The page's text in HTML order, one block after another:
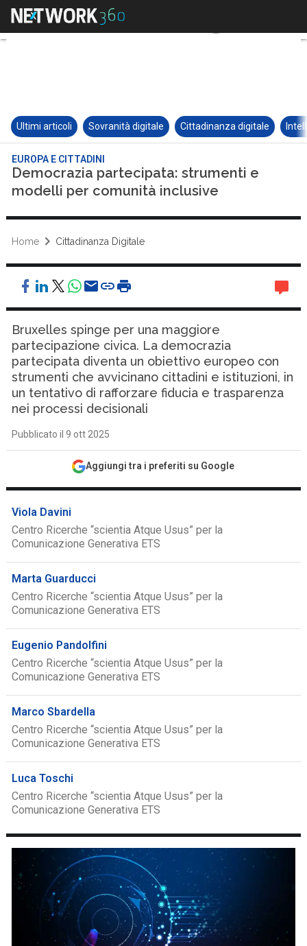
Ultimi articoli Sovranità digitale Cittadinanza digitale
EUROPA E CITTADINI
Democrazia partecipata: strumenti e
modelli per comunità inclusive
Home Cittadinanza Digitale
Bruxelles spinge per una maggiore
partecipazione civica. La democrazia
partecipata diventa un obiettivo europeo con
strumenti che avvicinano cittadini e istituzioni, in
un tentativo di rafforzare fiducia e trasparenza
nei processi decisionali
Pubblicato il 9 ott 2025
Aggiungi tra i preferiti su Google
Viola Davini
Centro Ricerche “scientia Atque Usus” per la
Comunicazione Generativa ETS
Marta Guarducci
Centro Ricerche “scientia Atque Usus” per la
Comunicazione Generativa ETS
Eugenio Pandolfini
Centro Ricerche “scientia Atque Usus” per la
Comunicazione Generativa ETS
Marco Sbardella
Centro Ricerche “scientia Atque Usus” per la
Comunicazione Generativa ETS
Luca Toschi
Centro Ricerche “scientia Atque Usus” per la
Comunicazione Generativa ETS